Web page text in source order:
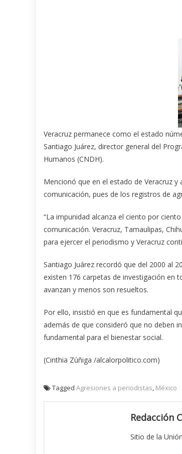
Veracruz permanece como el estado
Santiago Juárez, director general del
Humanos (CNDH).
Mencionó que en el estado de Veracruz
comunicación, pues de los registros de
“La impunidad alcanza el ciento por
comunicación. Veracruz, Tamaulipas,
para ejercer el periodismo y Veracruz
Santiago Juárez recordó que del 2000 al
existen 176 carpetas de investigación en
avanzan y menos son resueltos.
Por ello, insistió en que es fundamental
además de que consideró que no deben
fundamental para el bienestar social.
(Cinthia Zúñiga /alcalorpolitico.com)
Tagged Agresiones a periodistas, México
Redacción
Sitio de la